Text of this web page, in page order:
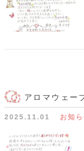
アロマウェー
2025.11.01 お知